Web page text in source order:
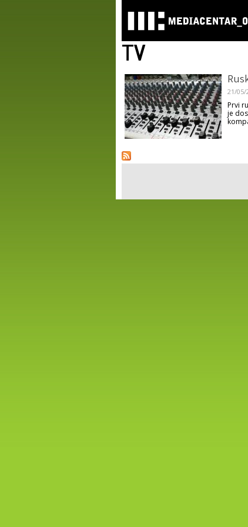
TV
21/05/
Prvi
je
Pages